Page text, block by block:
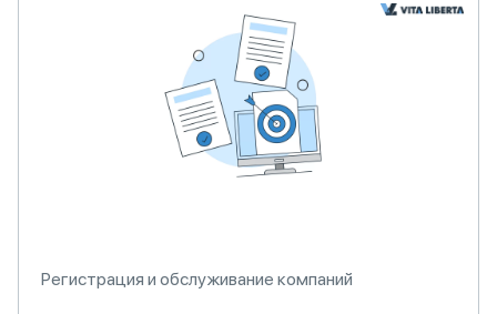
Регистрация и обслуживание компаний